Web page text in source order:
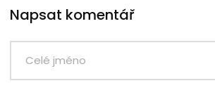
Napsat komentář